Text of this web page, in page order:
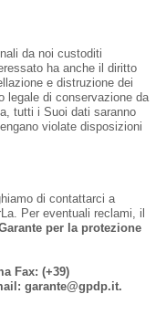
da noi custoditi
ha anche il diritto
e distruzione dei
legale di conservazione da
tutti i Suoi dati saranno
violate disposizioni
di contattarci a
Per eventuali reclami, il
per la protezione
Fax: (+39)
garante@gpdp.it.